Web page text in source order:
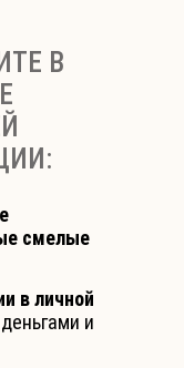
В
смелые
в личной
и